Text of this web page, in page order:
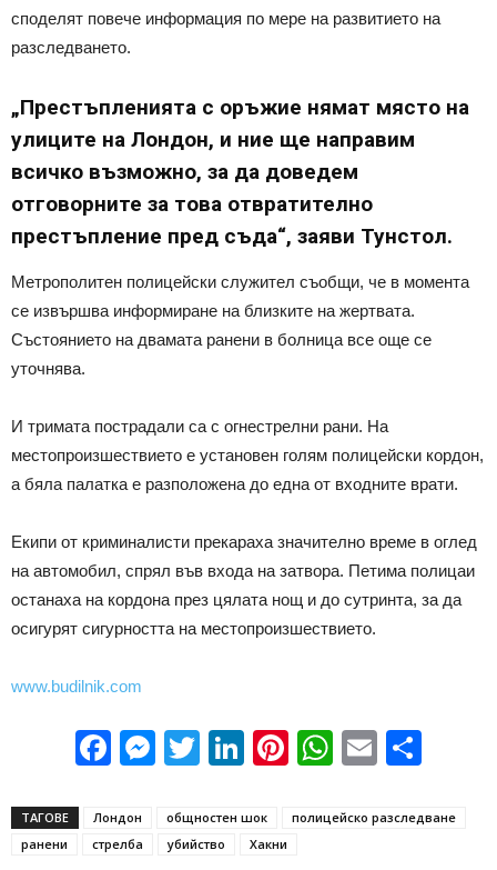
споделят повече информация по мере на развитието на
разследването.
„Престъпленията с оръжие нямат място на
улиците на Лондон, и ние ще направим
всичко възможно, за да доведем
отговорните за това отвратително
престъпление пред съда“, заяви Тунстол.
Метрополитен полицейски служител съобщи, че в момента
се извършва информиране на близките на жертвата.
Състоянието на двамата ранени в болница все още се
уточнява.
И тримата пострадали са с огнестрелни рани. На
местопроизшествието е установен голям полицейски кордон,
а бяла палатка е разположена до една от входните врати.
Екипи от криминалисти прекараха значително време в оглед
на автомобил, спрял във входа на затвора. Петима полицаи
останаха на кордона през цялата нощ и до сутринта, за да
осигурят сигурността на местопроизшествието.
www.budilnik.com
Facebook
Messenger
Twitter
LinkedIn
Pinterest
WhatsApp
Email
ТАГОВЕ Лондон общностен шок
полицейско разследване
ранени
стрелба убийство Хакни